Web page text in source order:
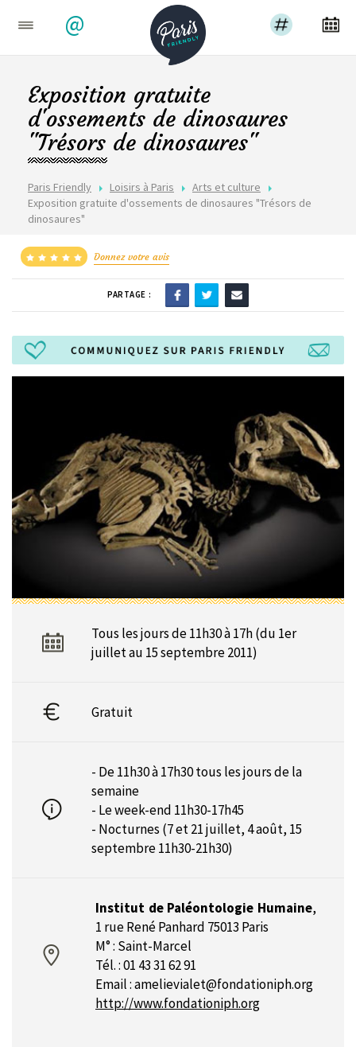
@
Paris Friendly Loisirs à Paris
Arts et culture
Exposition gratuite d'ossements de dinosaures "Trésors de
dinosaures"
Exposition gratuite
d'ossements de dinosaures
"Trésors de dinosaures"
Donnez votre avis
PARTAGE :
Tous les jours de 11h30 à 17h (du 1er
juillet au 15 septembre 2011)
Gratuit
- De 11h30 à 17h30 tous les jours de la
semaine
- Le week-end 11h30-17h45
- Nocturnes (7 et 21 juillet, 4 août, 15
septembre 11h30-21h30)
Institut de Paléontologie Humaine,
1 rue René Panhard 75013 Paris
M° : Saint-Marcel
Tél. : 01 43 31 62 91
Email :amelievialet@fondationiph.org
http://www.fondationiph.org